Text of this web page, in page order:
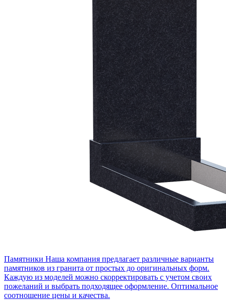
Памятники Наша компания предлагает различные варианты
памятников из гранита от простых до оригинальных форм.
Каждую из моделей можно скорректировать с учетом своих
пожеланий и выбрать подходящее оформление. Оптимальное
соотношение цены и качества.